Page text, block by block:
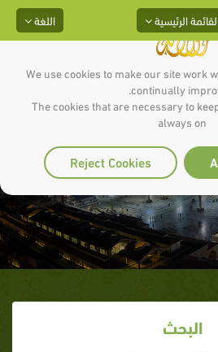
We use cookies to make our site work
continually
The cookies that are necessary to
always on
Reject Cookies
اللغة الرئيسية
الخير أقبل
البحث